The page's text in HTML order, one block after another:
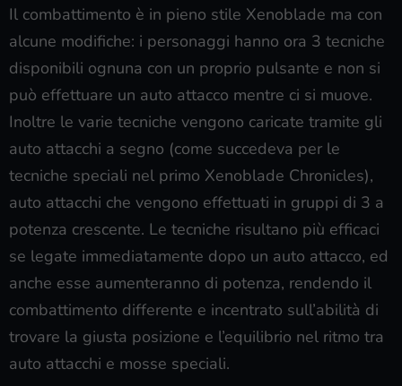
Il combattimento è in pieno stile Xenoblade ma con
alcune modifiche: i personaggi hanno ora 3 tecniche
disponibili ognuna con un proprio pulsante e non si
può effettuare un auto attacco mentre ci si muove.
Inoltre le varie tecniche vengono caricate tramite gli
auto attacchi a segno (come succedeva per le
tecniche speciali nel primo Xenoblade Chronicles),
auto attacchi che vengono effettuati in gruppi di 3 a
potenza crescente. Le tecniche risultano più efficaci
se legate immediatamente dopo un auto attacco, ed
anche esse aumenteranno di potenza, rendendo il
combattimento differente e incentrato sull’abilità di
trovare la giusta posizione e l’equilibrio nel ritmo tra
auto attacchi e mosse speciali.